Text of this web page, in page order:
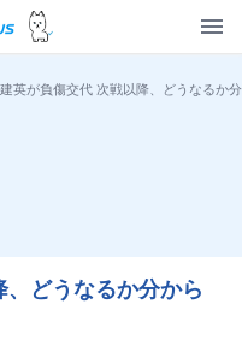
英が負傷交代 次戦以降、どうなるか
どうなるか分から